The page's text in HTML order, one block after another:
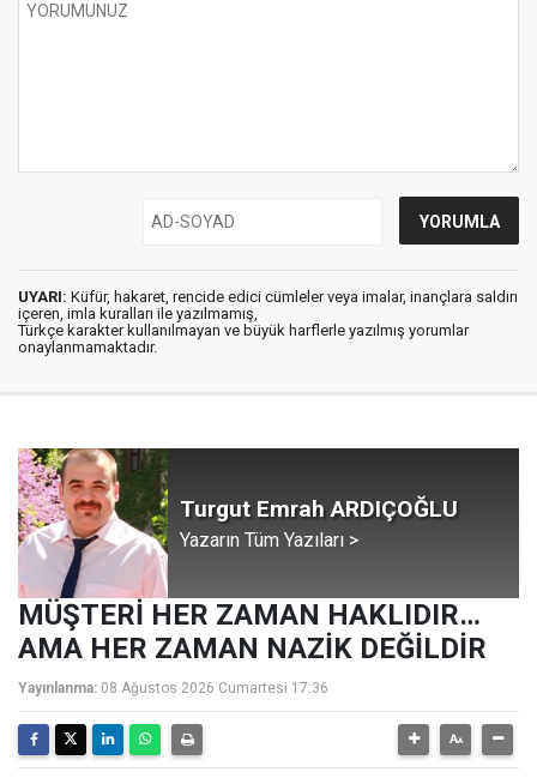
UYARI: Küfür, hakaret, rencide edici cümleler veya imalar, inançlara saldırı
içeren, imla kuralları ile yazılmamış,
Türkçe karakter kullanılmayan ve büyük harflerle yazılmış yorumlar
onaylanmamaktadır.
Turgut Emrah ARDIÇOĞLU
Yazarın Tüm Yazıları >
MÜŞTERİ HER ZAMAN HAKLIDIR…
AMA HER ZAMAN NAZİK DEĞİLDİR
Yayınlanma: 08 Ağustos 2026 Cumartesi 17:36